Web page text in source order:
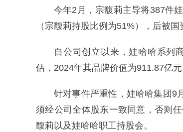
今年2月，宗馥莉主导将387件
（宗馥莉持股比例为51%），后被国
自公司创立以来，娃哈哈系列
估，2024年其品牌价值为911.87亿元
针对事件严重性，娃哈哈集团9
须经公司全体股东一致同意，否则
馥莉以及娃哈哈职工持股会。